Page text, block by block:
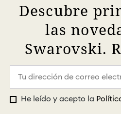
Descubre
las
Swarovski.
He leído y acepto la